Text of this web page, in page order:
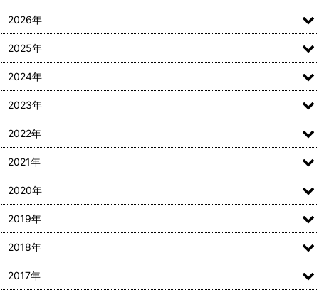
2026年
2025年
2024年
2023年
2022年
2021年
2020年
2019年
2018年
2017年